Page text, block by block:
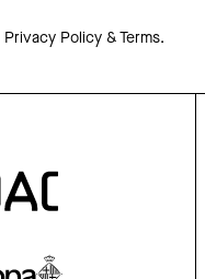
Privacy Policy & Terms.